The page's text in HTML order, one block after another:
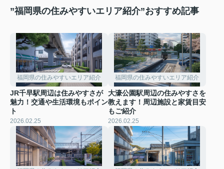
”福岡県の住みやすいエリア紹介”おすすめ記事
福岡県の住みやすいエリア紹介
JR千早駅周辺は住みやすさが
魅力！交通や生活環境もポイン
ト
2026.02.25
福岡県の住みやすいエリア紹介
大濠公園駅周辺の住みやすさを
教えます！周辺施設と家賃目安
もご紹介
2026.02.25